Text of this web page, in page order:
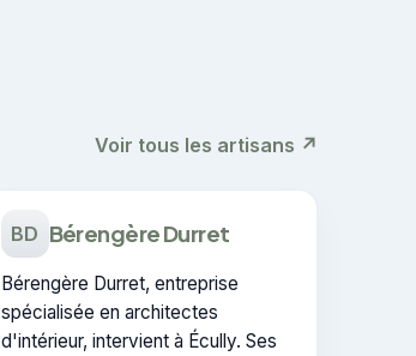
Voir tous les artisans ↗
BD Bérengère Durret
Bérengère Durret, entreprise
spécialisée en architectes
d'intérieur, intervient à Écully. Ses